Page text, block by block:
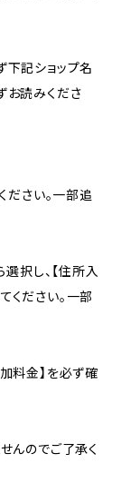
下記ショップ名
お読みくださ
さい。一部追
択し、【住所入
ください。一部
料金】を必ず確
んのでご了承く